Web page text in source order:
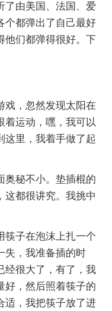
了由美国、法国、爱
个都弹出了自己最好
他们都弹得很好。下
戏，忽然发现太阳在
着运动，嘿，我可以
这里，我着手做了起
奥秘不小。垫插棍的
这都很讲究。我挑中
筷子在泡沫上扎一个
失，我准备插的时
经很大了，有了，我
好，然后照着筷子的
适，我把筷子放了进